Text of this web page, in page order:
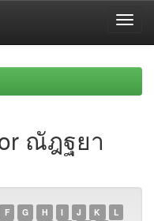
ณัฎฐยา
F G H I J K
L